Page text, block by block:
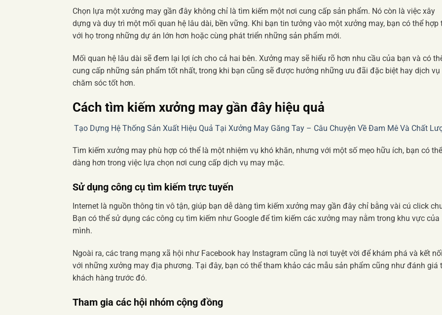
Chọn lựa một xưởng may gần đây không chỉ là tìm kiếm một nơi cung cấp sản phẩm. Nó còn là việc xây
dựng và duy trì một mối quan hệ lâu dài, bền vững. Khi bạn tin tưởng vào một xưởng may, bạn có thể hợp
với họ trong những dự án lớn hơn hoặc cùng phát triển những sản phẩm mới.
Mối quan hệ lâu dài sẽ đem lại lợi ích cho cả hai bên. Xưởng may sẽ hiểu rõ hơn nhu cầu của bạn và có
cung cấp những sản phẩm tốt nhất, trong khi bạn cũng sẽ được hưởng những ưu đãi đặc biệt hay dịch vụ
chăm sóc tốt hơn.
Cách tìm kiếm xưởng may gần đây hiệu quả
Tạo Dựng Hệ Thống Sản Xuất Hiệu Quả Tại Xưởng May Găng Tay – Câu Chuyện Về Đam Mê Và Chất
Tìm kiếm xưởng may phù hợp có thể là một nhiệm vụ khó khăn, nhưng với một số mẹo hữu ích, bạn có
dàng hơn trong việc lựa chọn nơi cung cấp dịch vụ may mặc.
Sử dụng công cụ tìm kiếm trực tuyến
Internet là nguồn thông tin vô tận, giúp bạn dễ dàng tìm kiếm xưởng may gần đây chỉ bằng vài cú click
Bạn có thể sử dụng các công cụ tìm kiếm như Google để tìm kiếm các xưởng may nằm trong khu vực của
mình.
Ngoài ra, các trang mạng xã hội như Facebook hay Instagram cũng là nơi tuyệt vời để khám phá và kết nối
với những xưởng may địa phương. Tại đây, bạn có thể tham khảo các mẫu sản phẩm cũng như đánh giá
khách hàng trước đó.
Tham gia các hội nhóm cộng đồng